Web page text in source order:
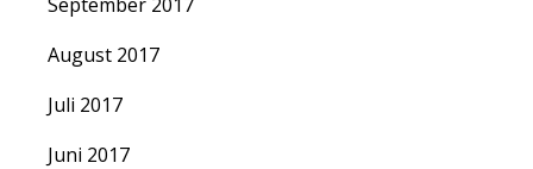
August 2017
Juli 2017
Juni 2017